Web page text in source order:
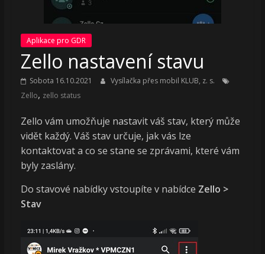
Aplikace pro GDR
Zello nastavení stavu
Sobota 16.10.2021
Vysílačka přes mobil KLUB, z. s.
Zello, zello status
Zello vám umožňuje nastavit váš stav, který může
vidět každý. Váš stav určuje, jak vás lze
kontaktovat a co se stane se zprávami, které vám
byly zaslány.
Do stavové nabídky vstoupíte v nabídce Zello >
Stav